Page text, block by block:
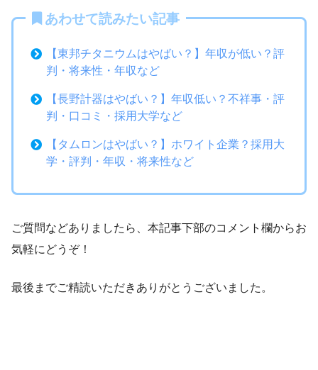
あわせて読みたい記事
【東邦チタニウムはやばい？】年収が低い？評
判・将来性・年収など
【長野計器はやばい？】年収低い？不祥事・評
判・口コミ・採用大学など
【タムロンはやばい？】ホワイト企業？採用大
学・評判・年収・将来性など
ご質問などありましたら、本記事下部のコメント欄からお
気軽にどうぞ！
最後までご精読いただきありがとうございました。